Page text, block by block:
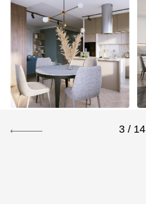
3 / 14